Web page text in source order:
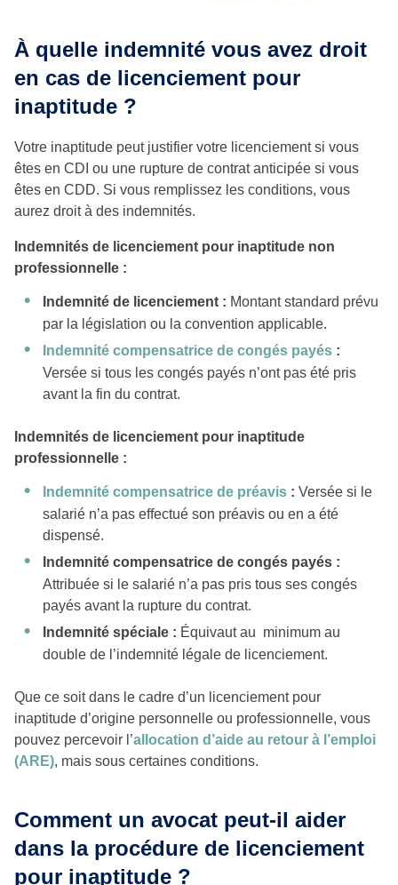
À quelle indemnité vous avez droit
en cas de licenciement pour
inaptitude ?
Votre inaptitude peut justifier votre licenciement si vous
êtes en CDI ou une rupture de contrat anticipée si vous
êtes en CDD. Si vous remplissez les conditions, vous
aurez droit à des indemnités.
Indemnités de licenciement pour inaptitude non
professionnelle :
Indemnité de licenciement : Montant standard prévu
par la législation ou la convention applicable.
Indemnité compensatrice de congés payés :
Versée si tous les congés payés n’ont pas été pris
avant la fin du contrat.
Indemnités de licenciement pour inaptitude
professionnelle :
Indemnité compensatrice de préavis : Versée si le
salarié n’a pas effectué son préavis ou en a été
dispensé.
Indemnité compensatrice de congés payés :
Attribuée si le salarié n’a pas pris tous ses congés
payés avant la rupture du contrat.
Indemnité spéciale : Équivaut au minimum au
double de l’indemnité légale de licenciement.
Que ce soit dans le cadre d’un licenciement pour
inaptitude d’origine personnelle ou professionnelle, vous
pouvez percevoir l’allocation d’aide au retour à l’emploi
(ARE), mais sous certaines conditions.
Comment un avocat peut-il aider
dans la procédure de licenciement
pour inaptitude ?